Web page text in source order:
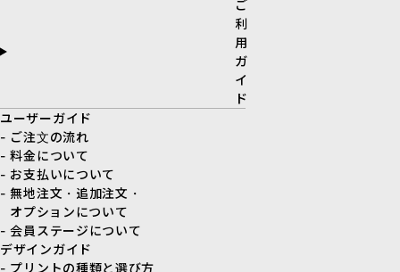
ご
利
用
ガ
イ
ド
ユーザーガイド
- ご注文の流れ
- 料金について
- お支払いについて
- 無地注文・追加注文・
オプションについて
- 会員ステージについて
デザインガイド
- プリントの種類と選び方